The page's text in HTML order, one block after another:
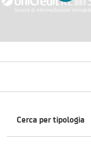
Cerca per tipologia